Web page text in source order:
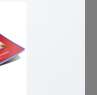
tieto osobné
priezvisko, adresu,
obchodných
vždy jednoduchým